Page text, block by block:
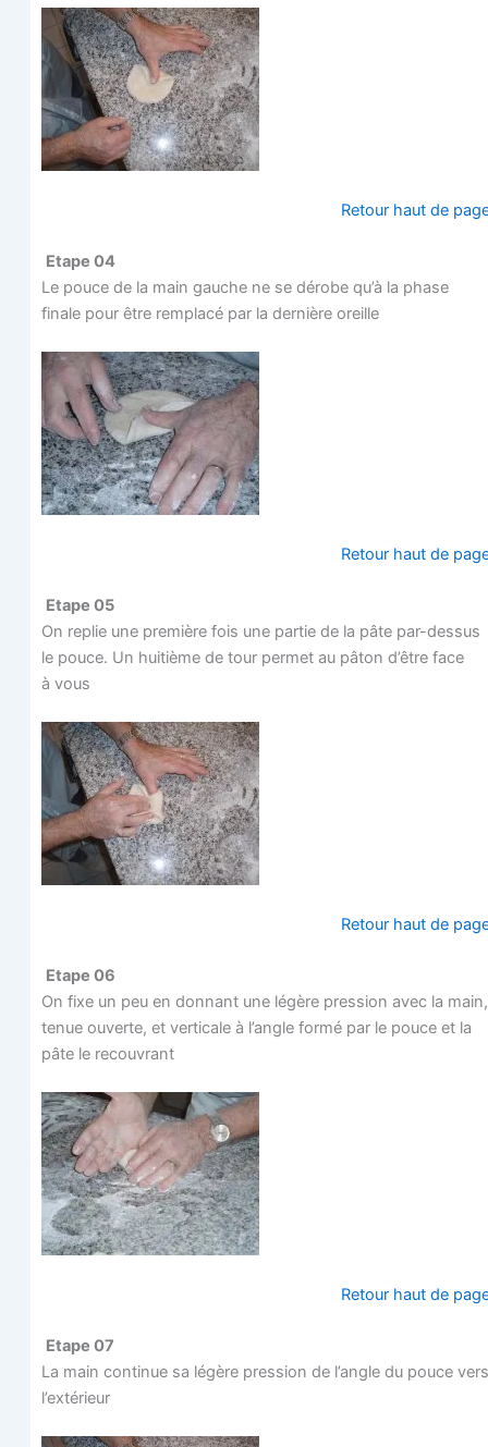
Retour haut de
Etape 04
Le pouce de la main gauche ne se dérobe qu’à la phase
finale pour être rem­pla­cé par la der­nière oreille
Retour haut de
Etape 05
On replie une pre­mière fois une par­tie de la pâte par-des­sus
le pouce. Un hui­tième de tour per­met au pâton d’être face
à vous
Retour haut de
Etape 06
On fixe un peu en don­nant une légère pres­sion avec la main,
tenue ouverte, et ver­ti­cale à l’angle for­mé par le pouce et la
pâte le recouvrant
Retour haut de
Etape 07
La main conti­nue sa légère pres­sion de l’angle du pouce vers
l’extérieur